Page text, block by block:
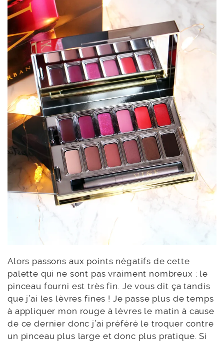
Alors passons aux points négatifs de cette
palette qui ne sont pas vraiment nombreux : le
pinceau fourni est très fin. Je vous dit ça tandis
que j’ai les lèvres fines ! Je passe plus de temps
à appliquer mon rouge à lèvres le matin à cause
de ce dernier donc j’ai préféré le troquer contre
un pinceau plus large et donc plus pratique. Si